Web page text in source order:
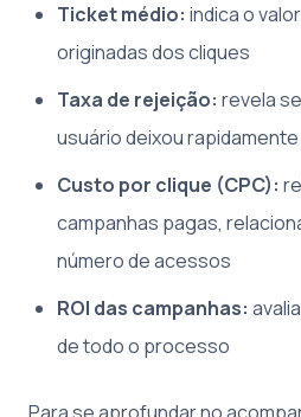
Ticket médio: indica o
originadas dos cliques
Taxa de rejeição: revela
usuário deixou
Custo por clique (CPC):
campanhas pagas,
número de acessos
ROI das campanhas:
de todo o processo